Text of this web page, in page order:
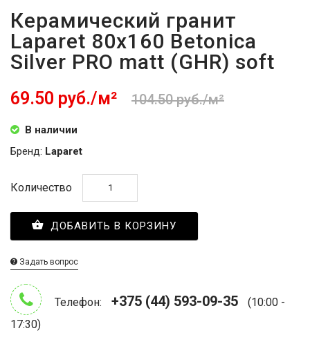
Керамический гранит
Laparet 80x160 Betonica
Silver PRO matt (GHR) soft
69.50 руб./м² 104.50 руб./м²
В наличии
Бренд: Laparet
Количество
ДОБАВИТЬ В КОРЗИНУ
Задать вопрос
Телефон: +375 (44) 593-09-35
(10:00 -
17:30)